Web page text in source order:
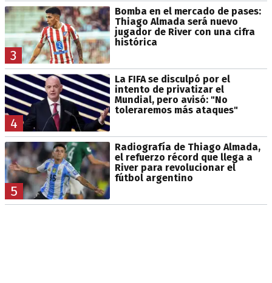
3
Bomba en el mercado de pases:
Thiago Almada será nuevo
jugador de River con una cifra
histórica
4
La FIFA se disculpó por el
intento de privatizar el
Mundial, pero avisó: "No
toleraremos más ataques"
5
Radiografía de Thiago Almada,
el refuerzo récord que llega a
River para revolucionar el
fútbol argentino